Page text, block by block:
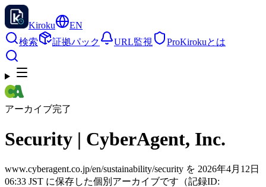
Kiroku
EN
検索
証拠パック URL監視 ProKirokuとは
アーカイブ完了
Security | CyberAgent, Inc.
www.cyberagent.co.jp/en/sustainability/security を 2026年4月12日
06:33 JST に保存した個別アーカイブです（記録ID: